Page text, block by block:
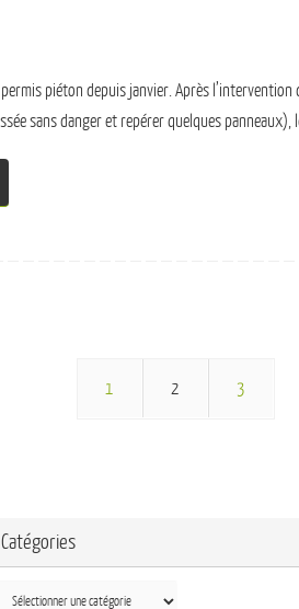
permis piéton depuis janvier. Après
sans danger et repérer quelques
1 2 3
Catégories